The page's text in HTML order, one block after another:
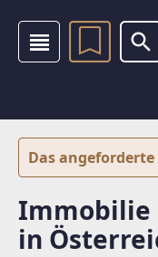
Das
Immobilie
in